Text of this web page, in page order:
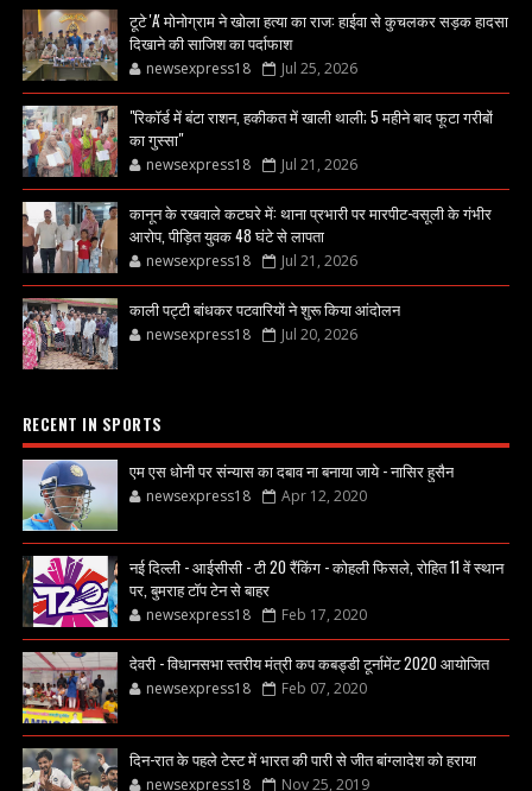
टूटे 'A' मोनोग्राम ने खोला हत्या का राज: हाईवा से कुचलकर सड़क हादसा
दिखाने की साजिश का पर्दाफाश
newsexpress18 Jul 25, 2026
"रिकॉर्ड में बंटा राशन, हकीकत में खाली थाली; 5 महीने बाद फूटा गरीबों
का गुस्सा"
newsexpress18 Jul 21, 2026
कानून के रखवाले कटघरे में: थाना प्रभारी पर मारपीट-वसूली के गंभीर
आरोप, पीड़ित युवक 48 घंटे से लापता
newsexpress18 Jul 21, 2026
काली पट्टी बांधकर पटवारियों ने शुरू किया आंदोलन
newsexpress18 Jul 20, 2026
RECENT IN SPORTS
एम एस धोनी पर संन्यास का दबाव ना बनाया जाये - नासिर हुसैन
newsexpress18 Apr 12, 2020
नई दिल्ली - आईसीसी - टी 20 रैंकिंग - कोहली फिसले, रोहित 11 वें स्थान
पर, बुमराह टॉप टेन से बाहर
newsexpress18 Feb 17, 2020
देवरी - विधानसभा स्तरीय मंत्री कप कबड्डी टूर्नामेंट 2020 आयोजित
newsexpress18 Feb 07, 2020
दिन-रात के पहले टेस्ट में भारत की पारी से जीत बांग्लादेश को हराया
newsexpress18 Nov 25, 2019